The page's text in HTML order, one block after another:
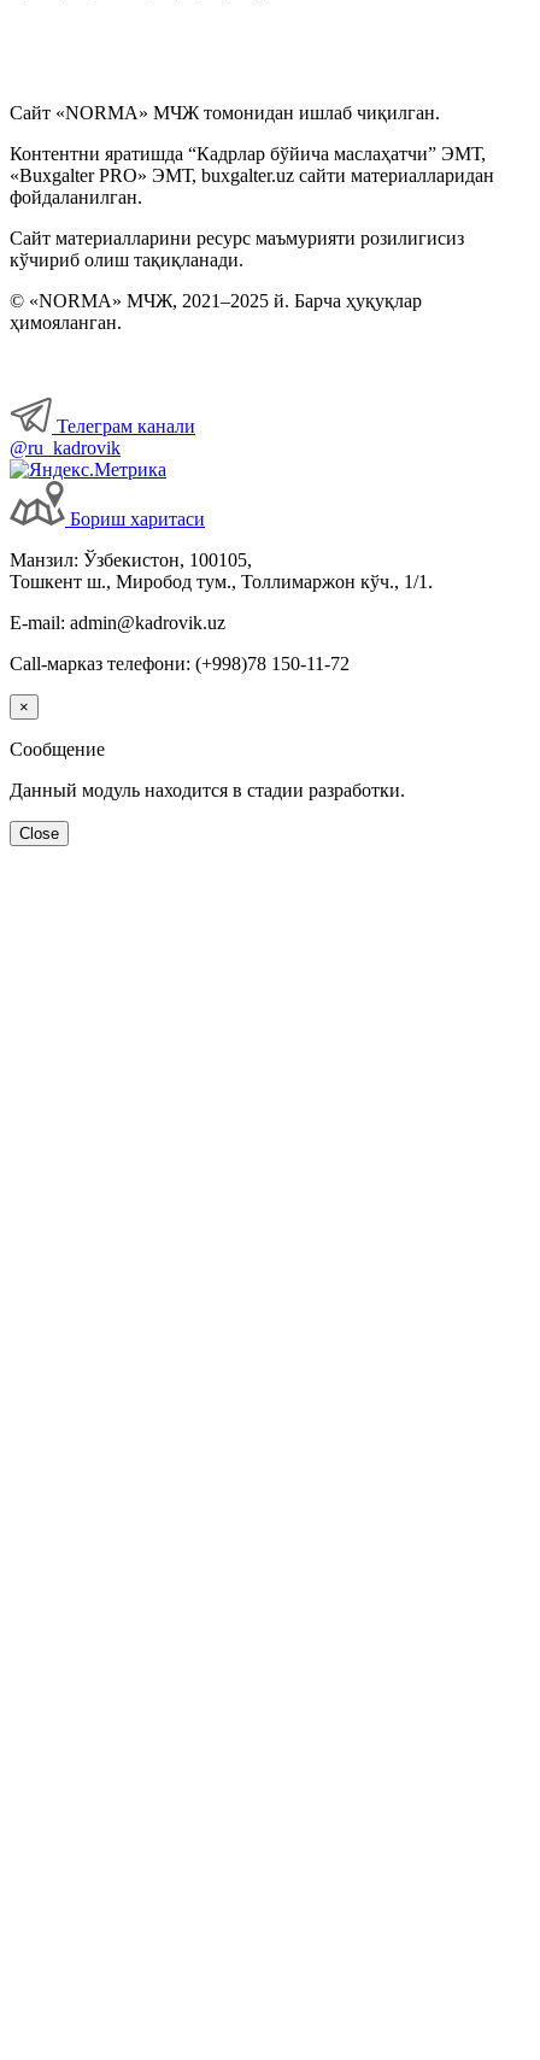
Сайт «NORMA» МЧЖ томонидан ишлаб чиқилган.
Контентни яратишда “Кадрлар бўйича маслаҳатчи” ЭМТ,
«Buxgalter PRO» ЭМТ, buxgalter.uz сайти материалларидан
фойдаланилган.
Сайт материалларини ресурс маъмурияти розилигисиз
кўчириб олиш тақиқланади.
© «NORMA» МЧЖ, 2021–2025 й. Барча ҳуқуқлар
ҳимояланган.
Телеграм канали
@ru_kadrovik
Бориш харитаси
Манзил: Ўзбекистон, 100105,
Тошкент ш., Миробод тум., Толлимаржон кўч., 1/1.
E-mail: admin@kadrovik.uz
Call-марказ телефони: (+998)78 150-11-72
×
Сообщение
Данный модуль находится в стадии разработки.
Close